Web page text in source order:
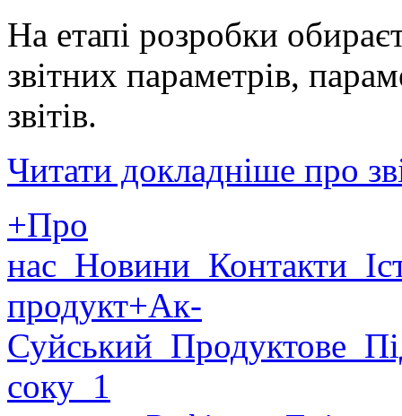
На етапі розробки
звітних параметрів,
звітів.
Читати докладніше про
+Про
нас Новини Контакти
продукт+Ак-
Суйський Продуктове
соку 1